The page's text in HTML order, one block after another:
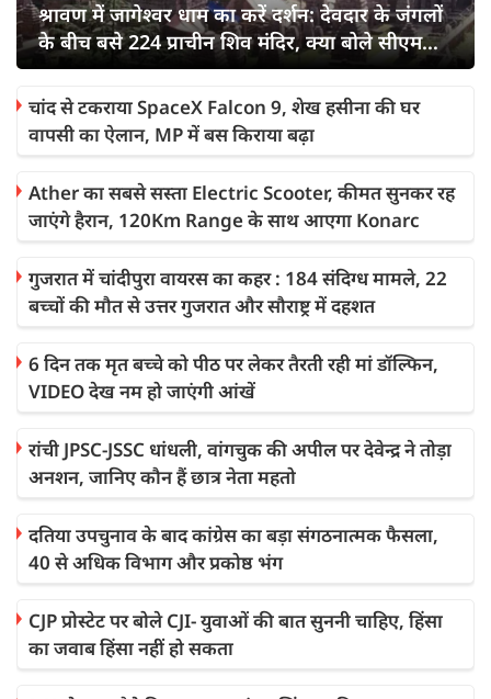
श्रावण में जागेश्वर धाम का करें दर्शन: देवदार के जंगलों
के बीच बसे 224 प्राचीन शिव मंदिर, क्या बोले सीएम
धामी?
चांद से टकराया SpaceX Falcon 9, शेख हसीना की घर
वापसी का ऐलान, MP में बस किराया बढ़ा
Ather का सबसे सस्ता Electric Scooter, कीमत सुनकर रह
जाएंगे हैरान, 120Km Range के साथ आएगा Konarc
गुजरात में चांदीपुरा वायरस का कहर : 184 संदिग्ध मामले, 22
बच्चों की मौत से उत्तर गुजरात और सौराष्ट्र में दहशत
6 दिन तक मृत बच्चे को पीठ पर लेकर तैरती रही मां डॉल्फिन,
VIDEO देख नम हो जाएंगी आंखें
रांची JPSC-JSSC धांधली, वांगचुक की अपील पर देवेन्द्र ने तोड़ा
अनशन, जानिए कौन हैं छात्र नेता महतो
दतिया उपचुनाव के बाद कांग्रेस का बड़ा संगठनात्मक फैसला,
40 से अधिक विभाग और प्रकोष्ठ भंग
CJP प्रोस्टेट पर बोले CJI- युवाओं की बात सुननी चाहिए, हिंसा
का जवाब हिंसा नहीं हो सकता